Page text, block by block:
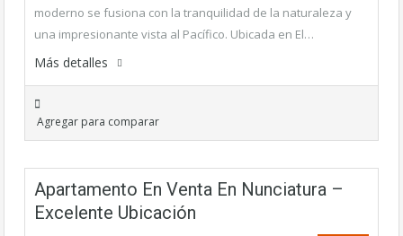
moderno se fusiona con la tranquilidad de la naturaleza y
una impresionante vista al Pacífico. Ubicada en El…
Más detalles
Agregar para comparar
Apartamento En Venta En Nunciatura –
Excelente Ubicación